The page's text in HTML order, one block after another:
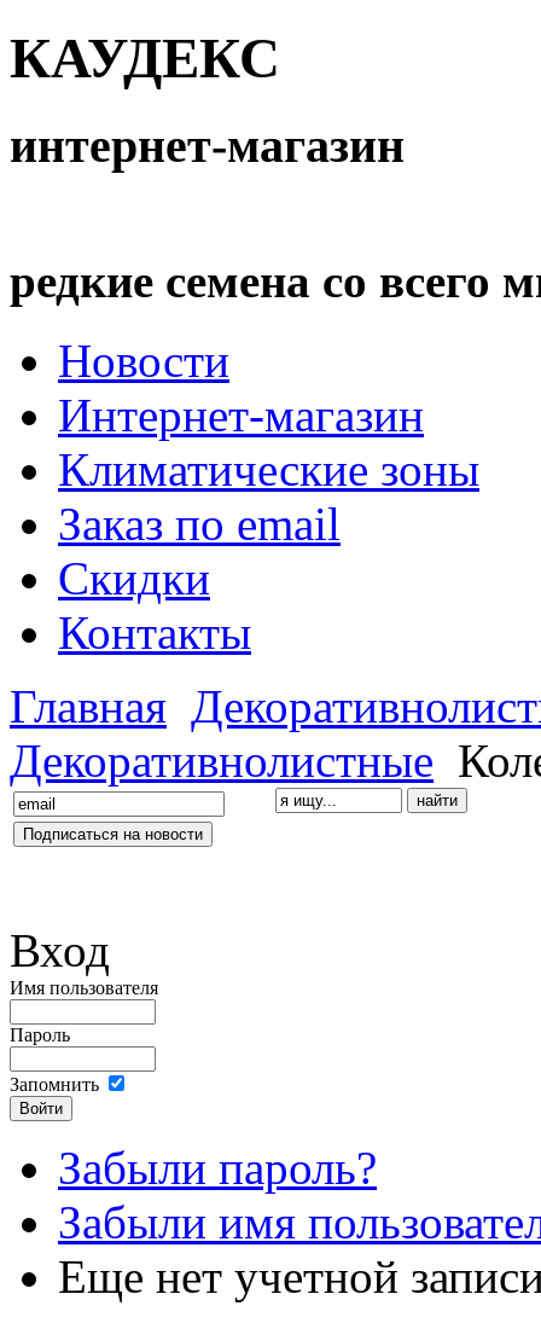
КАУДЕКС
интернет-магазин
редкие семена со всего
Новости
Интернет-магазин
Климатические зоны
Заказ по email
Скидки
Контакты
Главная
Декоративнолистные
Вход
Имя пользователя
Пароль
Запомнить
Забыли пароль?
Забыли имя
Еще нет учетной